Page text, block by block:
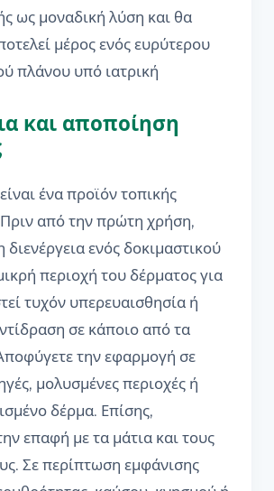
ως μοναδική λύση και θα
μέρος ενός ευρύτερου
πλάνου υπό ιατρική
και αποποίηση
ένα προϊόν τοπικής
από την πρώτη χρήση,
διενέργεια ενός δοκιμαστικού
περιοχή του δέρματος για
τυχόν υπερευαισθησία ή
σε κάποιο από τα
την εφαρμογή σε
μολυσμένες περιοχές ή
δέρμα. Επίσης,
επαφή με τα μάτια και τους
Σε περίπτωση εμφάνισης